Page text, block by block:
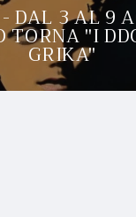
DAL 3 AL 9
TORNA "I
GRIKA"